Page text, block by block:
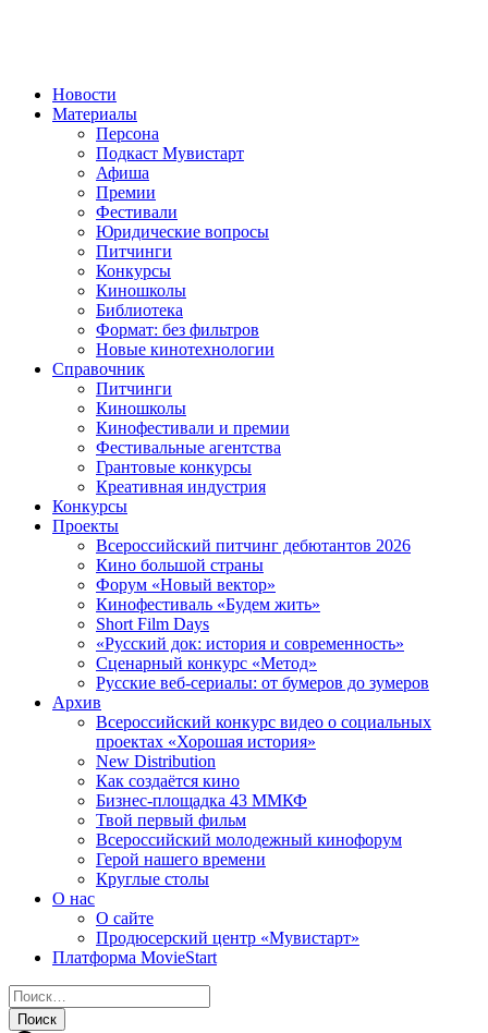
Новости
Материалы
Персона
Подкаст Мувистарт
Афиша
Премии
Фестивали
Юридические вопросы
Питчинги
Конкурсы
Киношколы
Библиотека
Формат: без фильтров
Новые кинотехнологии
Справочник
Питчинги
Киношколы
Кинофестивали и премии
Фестивальные агентства
Грантовые конкурсы
Креативная индустрия
Конкурсы
Проекты
Всероссийский питчинг дебютантов 2026
Кино большой страны
Форум «Новый вектор»
Кинофестиваль «Будем жить»
Short Film Days
«Русский док: история и современность»
Сценарный конкурс «Метод»
Русские веб-сериалы: от бумеров до зумеров
Архив
Всероссийский конкурс видео о социальных
проектах «Хорошая история»
New Distribution
Как создаётся кино
Бизнес-площадка 43 ММКФ
Твой первый фильм
Всероссийский молодежный кинофорум
Герой нашего времени
Круглые столы
О нас
О сайте
Продюсерский центр «Мувистарт»
Платформа MovieStart